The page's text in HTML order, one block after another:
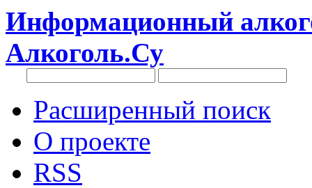
Информационный
Алкоголь.Су
Расширенный поиск
О проекте
RSS